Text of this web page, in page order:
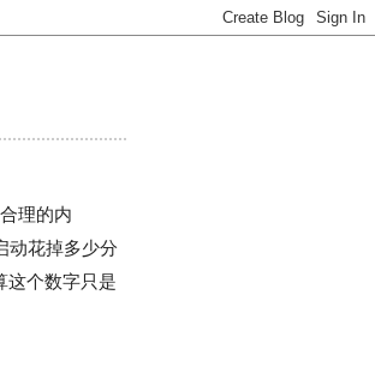
理的内
动花掉多少分
这个数字只是